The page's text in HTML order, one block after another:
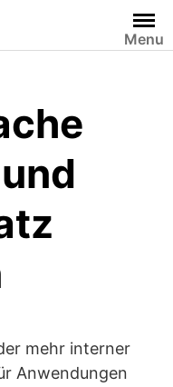
Menu
mehr interner
Anwendungen